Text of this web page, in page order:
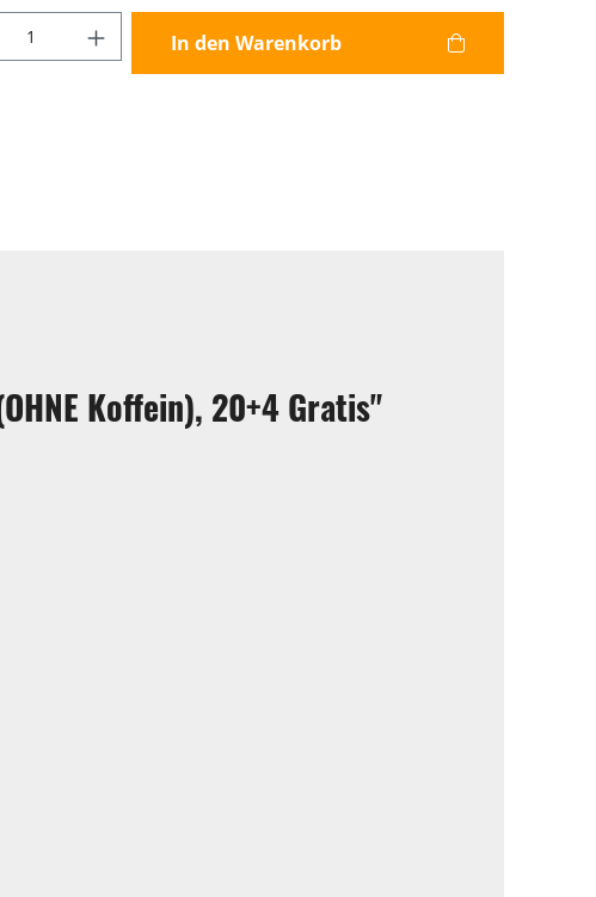
Anzahl: Gib den gewünschten Wert
In den Warenkorb
Koffein), 20+4 Gratis"